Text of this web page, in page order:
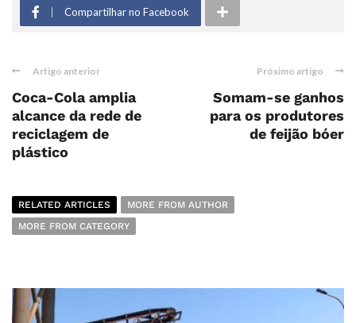
Compartilhar no Facebook
Artigo anterior
Coca-Cola amplia
alcance da rede de
reciclagem de
plástico
Próximo artigo
Somam-se ganhos
para os produtores
de feijão bóer
RELATED ARTICLES
MORE FROM AUTHOR
MORE FROM CATEGORY